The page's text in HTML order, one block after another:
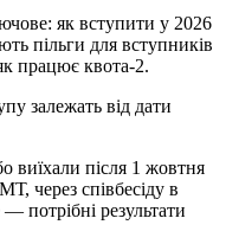
як вступити у 2026
пільги для вступників
працює квота-2.
залежать від дати
виїхали після 1 жовтня
через співбесіду в
потрібні результати